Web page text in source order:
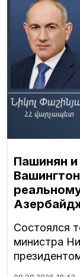
Пашинян
Состоялся
министра